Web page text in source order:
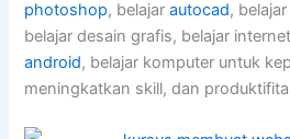
photoshop, belajarautocad,
belajar desain grafis, belajar
android, belajar komputer untuk
meningkatkan skill, dan